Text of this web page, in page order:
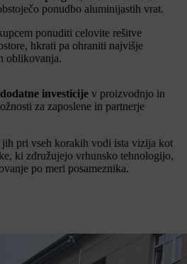
ponudbo aluminijastih vrat.
ponuditi celovite rešitve
hkrati pa ohraniti najvišje
oblikovanja.
dodatne investicije v proizvodnjo in
za zaposlene in partnerje
pri vseh korakih vodi ista vizija kot
ki združujejo vrhunsko tehnologijo,
po meri posameznika.